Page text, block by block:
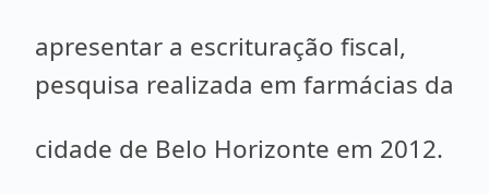
apresentar a escrituração fiscal,
pesquisa realizada em farmácias da
cidade de Belo Horizonte em 2012.